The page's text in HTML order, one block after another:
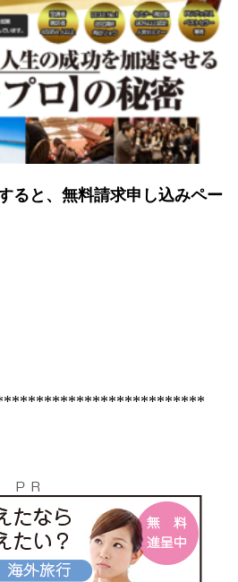
ると、無料請求申し込みペー